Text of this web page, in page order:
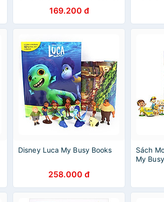
169.200 đ
Disney Luca My Busy Books
258.000 đ
Sách
My